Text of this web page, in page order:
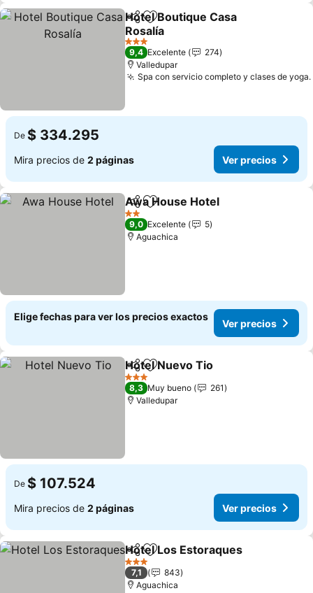
CompartirAgregar a favoritos
Hotel Boutique Casa
Rosalía
Ver precios
3 Estrellas
9,4 Excelente
274
Valledupar
Spa con servicio completo y clases de yoga.
De $ 334.295
Mira precios de 2 páginas Ver precios
CompartirAgregar a favoritos
Awa House Hotel
2 Estrellas
9,0 Excelente
5
Aguachica
Elige fechas para ver los precios exactos
Ver precios
CompartirAgregar a favoritos
Hotel Nuevo Tio
3 Estrellas
8,3 Muy bueno
261
Valledupar
De $ 107.524
Mira precios de 2 páginas Ver precios
CompartirAgregar a favoritos
Hotel Los Estoraques
3 Estrellas
7,1
843
Aguachica